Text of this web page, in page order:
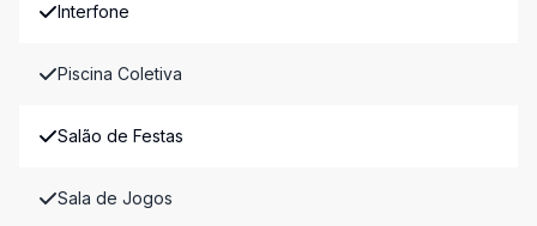
Interfone
Piscina Coletiva
Salão de Festas
Sala de Jogos